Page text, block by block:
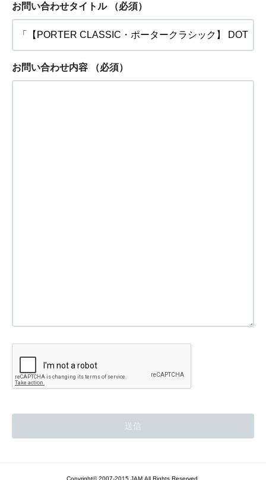
お問い合わせタイトル （必須）
お問い合わせ内容 （必須）
Copyright© 2007-2015 JAM.All Rights Reserved.